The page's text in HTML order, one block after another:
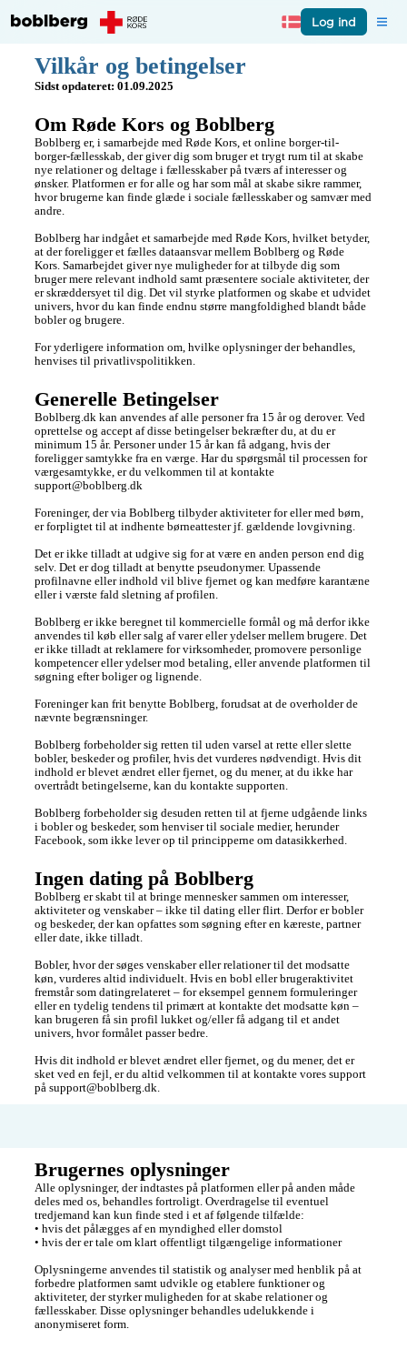
Log ind
Vilkår og betingelser
Sidst opdateret: 01.09.2025
Om Røde Kors og Boblberg
Boblberg er, i samarbejde med Røde Kors, et online borger-til-
borger-fællesskab, der giver dig som bruger et trygt rum til at skabe
nye relationer og deltage i fællesskaber på tværs af interesser og
ønsker. Platformen er for alle og har som mål at skabe sikre rammer,
hvor brugerne kan finde glæde i sociale fællesskaber og samvær med
andre.
Boblberg har indgået et samarbejde med Røde Kors, hvilket betyder,
at der foreligger et fælles dataansvar mellem Boblberg og Røde
Kors. Samarbejdet giver nye muligheder for at tilbyde dig som
bruger mere relevant indhold samt præsentere sociale aktiviteter, der
er skræddersyet til dig. Det vil styrke platformen og skabe et udvidet
univers, hvor du kan finde endnu større mangfoldighed blandt både
bobler og brugere.
For yderligere information om, hvilke oplysninger der behandles,
henvises til privatlivspolitikken.
Generelle Betingelser
Boblberg.dk kan anvendes af alle personer fra 15 år og derover. Ved
oprettelse og accept af disse betingelser bekræfter du, at du er
minimum 15 år. Personer under 15 år kan få adgang, hvis der
foreligger samtykke fra en værge. Har du spørgsmål til processen for
værgesamtykke, er du velkommen til at kontakte
support@boblberg.dk
Foreninger, der via Boblberg tilbyder aktiviteter for eller med børn,
er forpligtet til at indhente børneattester jf. gældende lovgivning.
Det er ikke tilladt at udgive sig for at være en anden person end dig
selv. Det er dog tilladt at benytte pseudonymer. Upassende
profilnavne eller indhold vil blive fjernet og kan medføre karantæne
eller i værste fald sletning af profilen.
Boblberg er ikke beregnet til kommercielle formål og må derfor ikke
anvendes til køb eller salg af varer eller ydelser mellem brugere. Det
er ikke tilladt at reklamere for virksomheder, promovere personlige
kompetencer eller ydelser mod betaling, eller anvende platformen til
søgning efter boliger og lignende.
Foreninger kan frit benytte Boblberg, forudsat at de overholder de
nævnte begrænsninger.
Boblberg forbeholder sig retten til uden varsel at rette eller slette
bobler, beskeder og profiler, hvis det vurderes nødvendigt. Hvis dit
indhold er blevet ændret eller fjernet, og du mener, at du ikke har
overtrådt betingelserne, kan du kontakte supporten.
Boblberg forbeholder sig desuden retten til at fjerne udgående links
i bobler og beskeder, som henviser til sociale medier, herunder
Facebook, som ikke lever op til principperne om datasikkerhed.
Ingen dating på Boblberg
Boblberg er skabt til at bringe mennesker sammen om interesser,
aktiviteter og venskaber – ikke til dating eller flirt. Derfor er bobler
og beskeder, der kan opfattes som søgning efter en kæreste, partner
eller date, ikke tilladt.
Bobler, hvor der søges venskaber eller relationer til det modsatte
køn, vurderes altid individuelt. Hvis en bobl eller brugeraktivitet
fremstår som datingrelateret – for eksempel gennem formuleringer
eller en tydelig tendens til primært at kontakte det modsatte køn –
kan brugeren få sin profil lukket og/eller få adgang til et andet
univers, hvor formålet passer bedre.
Hvis dit indhold er blevet ændret eller fjernet, og du mener, det er
sket ved en fejl, er du altid velkommen til at kontakte vores support
Brugernes oplysninger
Alle oplysninger, der indtastes på platformen eller på anden måde
deles med os, behandles fortroligt. Overdragelse til eventuel
tredjemand kan kun finde sted i et af følgende tilfælde:
• hvis det pålægges af en myndighed eller domstol
• hvis der er tale om klart offentligt tilgængelige informationer
Oplysningerne anvendes til statistik og analyser med henblik på at
forbedre platformen samt udvikle og etablere funktioner og
aktiviteter, der styrker muligheden for at skabe relationer og
fællesskaber. Disse oplysninger behandles udelukkende i
anonymiseret form.